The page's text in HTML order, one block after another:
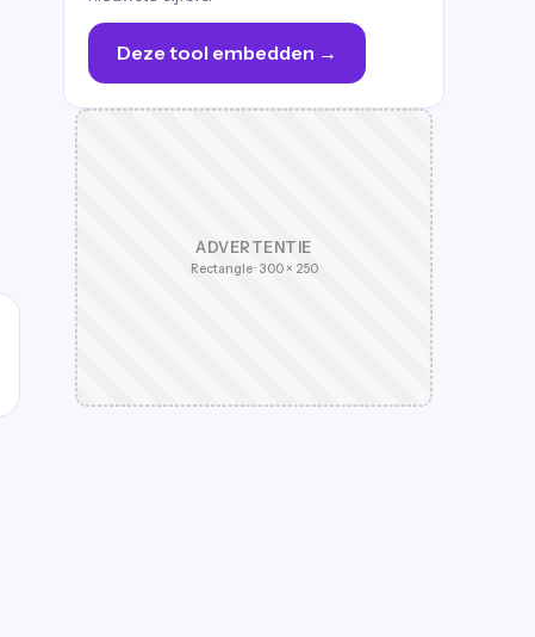
Deze tool embedden →
ADVERTENTIE
Rectangle · 300 × 250